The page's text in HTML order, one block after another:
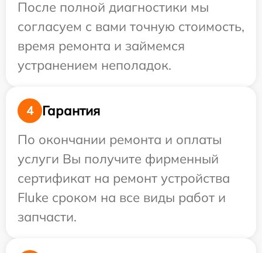
После полной диагностики мы
согласуем с вами точную стоимость,
время ремонта и займемся
устранением неполадок.
4
Гарантия
По окончании ремонта и оплаты
услуги Вы получите фирменный
сертификат на ремонт устройства
Fluke сроком на все виды работ и
запчасти.